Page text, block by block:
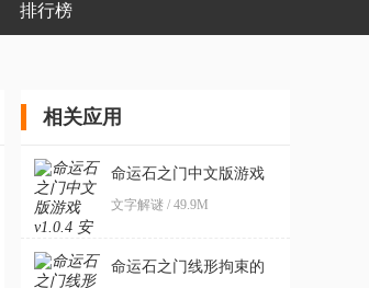
排行榜
相关应用
命运石之门中文版游戏
文字解谜 / 49.9M
命运石之门线形拘束的